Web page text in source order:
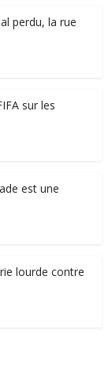
perdu, la rue
sur les
est une
lourde contre